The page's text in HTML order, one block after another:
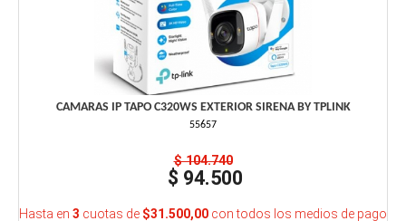
CAMARAS IP TAPO C320WS EXTERIOR SIRENA BY TPLINK
55657
$ 104.740
$ 94.500
Hasta en 3 cuotas de $31.500,00 con todos los medios de pago